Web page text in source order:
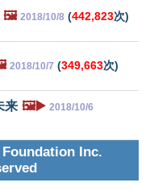
🖼️ 2018/10/8 (442,823次)
2018/10/7 (349,663次)
来 🖼️▶️ 2018/10/6
Inc.